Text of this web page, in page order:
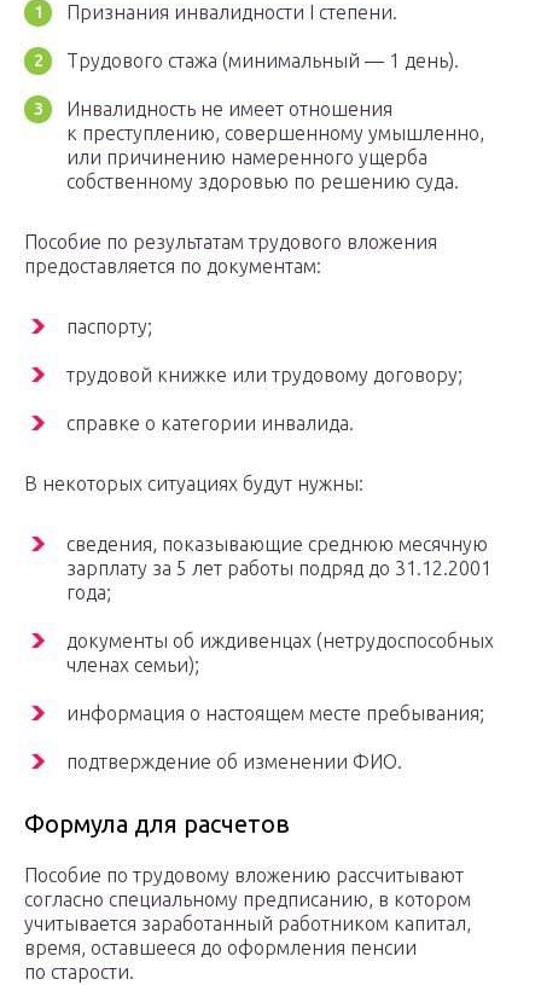
Признания инвалидности І степени.
Трудового стажа (минимальный — 1 день).
Инвалидность не имеет отношения
к преступлению, совершенному умышленно,
или причинению намеренного ущерба
собственному здоровью по решению суда.
Пособие по результатам трудового вложения
предоставляется по документам:
паспорту;
трудовой книжке или трудовому договору;
справке о категории инвалида.
В некоторых ситуациях будут нужны:
сведения, показывающие среднюю месячную
зарплату за 5 лет работы подряд до 31.12.2001
года;
документы об иждивенцах (нетрудоспособных
членах семьи);
информация о настоящем месте пребывания;
подтверждение об изменении ФИО.
Формула для расчетов
Пособие по трудовому вложению рассчитывают
согласно специальному предписанию, в котором
учитывается заработанный работником капитал,
время, оставшееся до оформления пенсии
по старости.